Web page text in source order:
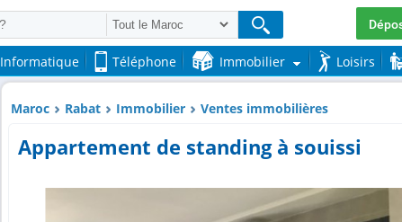
Informatique Téléphone Immobilier Loisirs
Maroc Rabat Immobilier Ventes immobilières
Appartement de standing à souissi